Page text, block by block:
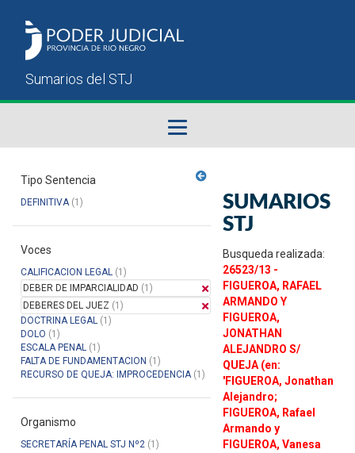
Sumarios del STJ
Manual del Usuario
Tipo Sentencia
DEFINITIVA(1)
Voces
CALIFICACION LEGAL (1)
DEBER DE IMPARCIALIDAD (1)
DEBERES DEL JUEZ (1)
DOCTRINA LEGAL (1)
DOLO (1)
ESCALA PENAL (1)
FALTA DE FUNDAMENTACION (1)
RECURSO DE QUEJA: IMPROCEDENCIA(1)
Organismo
SECRETARÍA PENAL STJ Nº2 (1)
SUMARIOS
STJ
Busqueda realizada:
26523/13 -
FIGUEROA, RAFAEL
ARMANDO Y
FIGUEROA,
JONATHAN
ALEJANDRO S/
QUEJA (en:
'FIGUEROA, Jonathan
Alejandro;
FIGUEROA, Rafael
Armando y
FIGUEROA, Vanesa